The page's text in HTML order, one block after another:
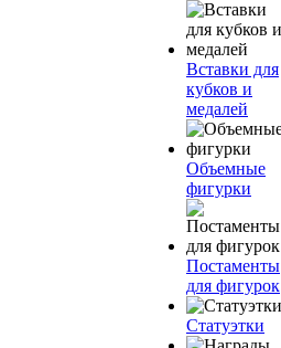
Вставки для
кубков и
медалей
Объемные
фигурки
Постаменты
для фигурок
Статуэтки